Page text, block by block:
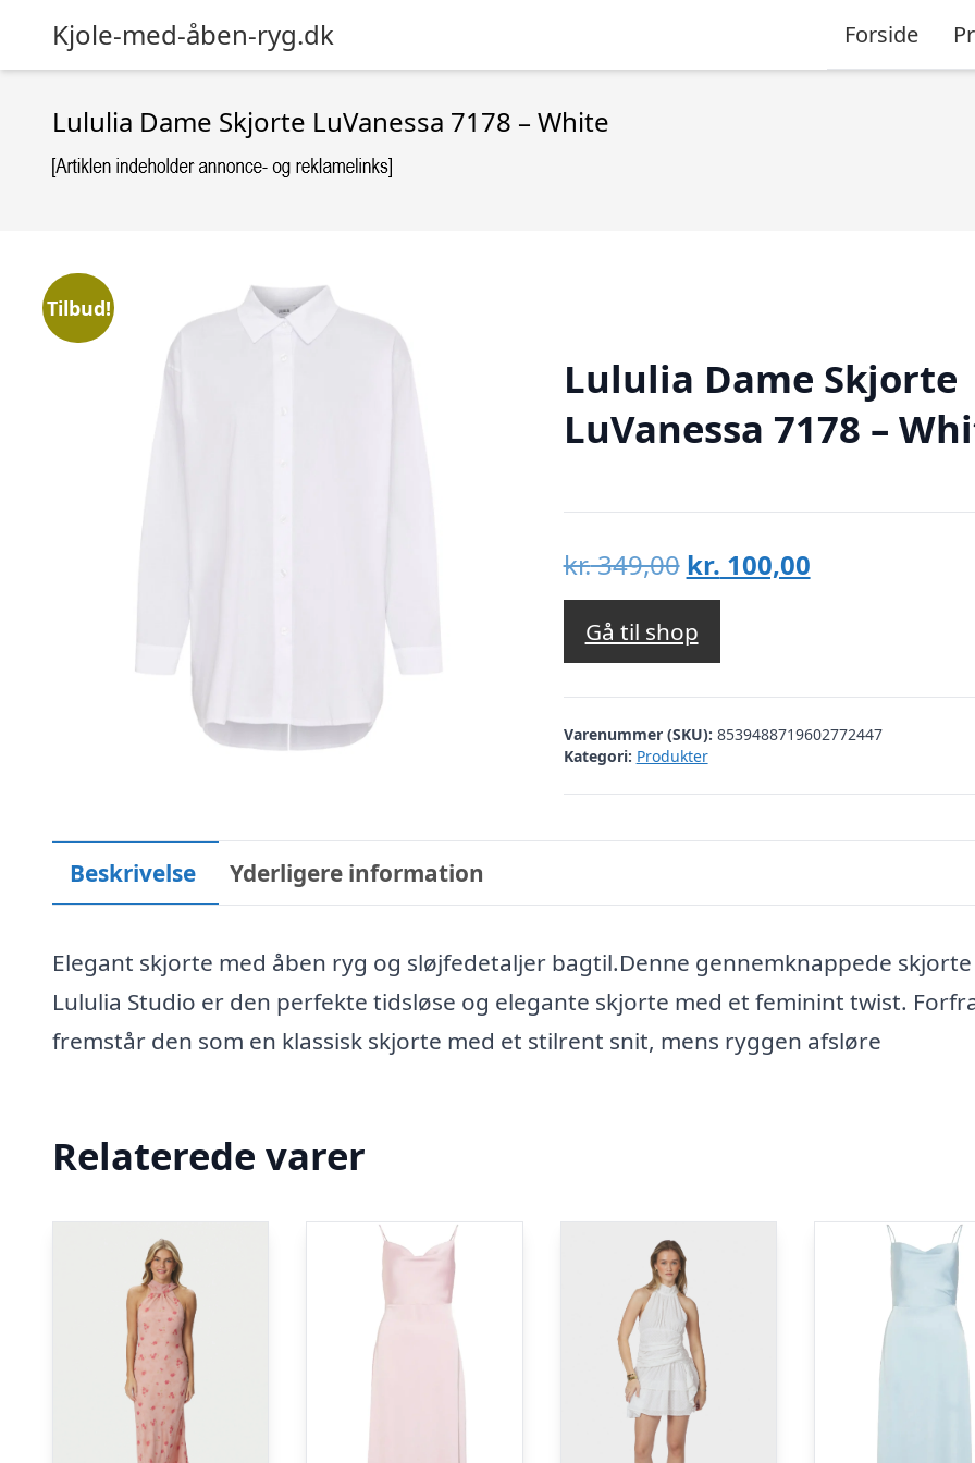
Kjole-med-åben-ryg.dk Forside
Lululia Dame Skjorte LuVanessa 7178 – White
Tilbud!
Lululia Dame Skjorte
LuVanessa 7178 –
kr.349,00 Den
oprindelige
pris
var:
kr. 349,00.
kr. 100,00Den
kr. 100,00.
Gå til shop
Varenummer (SKU): 8539488719602772447
Kategori: Produkter
Beskrivelse Yderligere information
Elegant skjorte med åben ryg og sløjfedetaljer bagtil.Denne gennemknappede
Lululia Studio er den perfekte tidsløse og elegante skjorte med et feminint twist.
fremstår den som en klassisk skjorte med et stilrent snit, mens ryggen afsløre
Relaterede varer